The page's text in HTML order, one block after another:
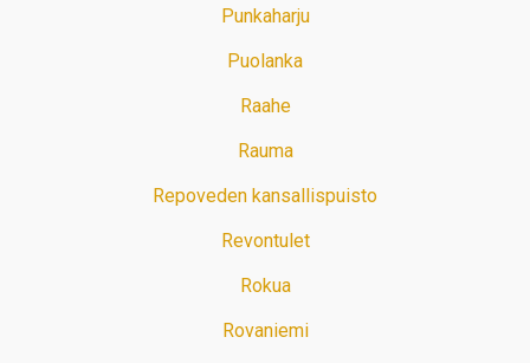
Punkaharju
Puolanka
Raahe
Rauma
Repoveden kansallispuisto
Revontulet
Rokua
Rovaniemi